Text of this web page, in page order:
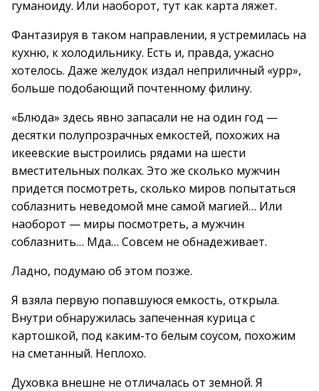
гуманоиду. Или наоборот, тут как карта ляжет.
Фантазируя в таком направлении, я устремилась на
кухню, к холодильнику. Есть и, правда, ужасно
хотелось. Даже желудок издал неприличный «урр»,
больше подобающий почтенному филину.
«Блюда» здесь явно запасали не на один год —
десятки полупрозрачных емкостей, похожих на
икеевские выстроились рядами на шести
вместительных полках. Это же сколько мужчин
придется посмотреть, сколько миров попытаться
соблазнить неведомой мне самой магией… Или
наоборот — миры посмотреть, а мужчин
соблазнить… Мда… Совсем не обнадеживает.
Ладно, подумаю об этом позже.
Я взяла первую попавшуюся емкость, открыла.
Внутри обнаружилась запеченная курица с
картошкой, под каким-то белым соусом, похожим
на сметанный. Неплохо.
Духовка внешне не отличалась от земной. Я